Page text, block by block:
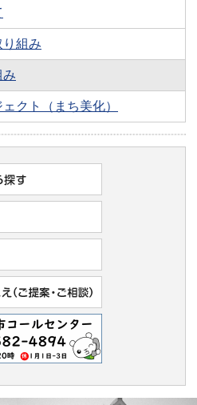
組み
み
クト（まち美化）